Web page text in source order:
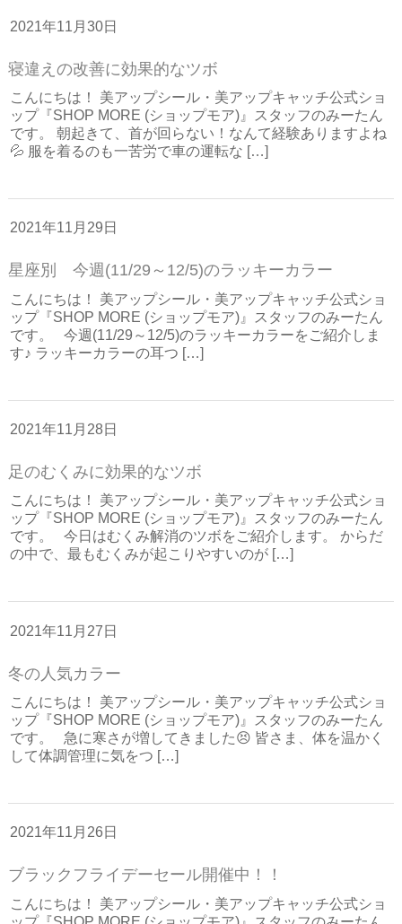
2021年11月30日
寝違えの改善に効果的なツボ
こんにちは！ 美アップシール・美アップキャッチ公式ショ
ップ『SHOP MORE (ショップモア)』スタッフのみーたん
です。 朝起きて、首が回らない！なんて経験ありますよね
💦 服を着るのも一苦労で車の運転な […]
2021年11月29日
星座別 今週(11/29～12/5)のラッキーカラー
こんにちは！ 美アップシール・美アップキャッチ公式ショ
ップ『SHOP MORE (ショップモア)』スタッフのみーたん
です。 今週(11/29～12/5)のラッキーカラーをご紹介しま
す♪ ラッキーカラーの耳つ […]
2021年11月28日
足のむくみに効果的なツボ
こんにちは！ 美アップシール・美アップキャッチ公式ショ
ップ『SHOP MORE (ショップモア)』スタッフのみーたん
です。 今日はむくみ解消のツボをご紹介します。 からだ
の中で、最もむくみが起こりやすいのが […]
2021年11月27日
冬の人気カラー
こんにちは！ 美アップシール・美アップキャッチ公式ショ
ップ『SHOP MORE (ショップモア)』スタッフのみーたん
です。 急に寒さが増してきました😣 皆さま、体を温かく
して体調管理に気をつ […]
2021年11月26日
ブラックフライデーセール開催中！！
こんにちは！ 美アップシール・美アップキャッチ公式ショ